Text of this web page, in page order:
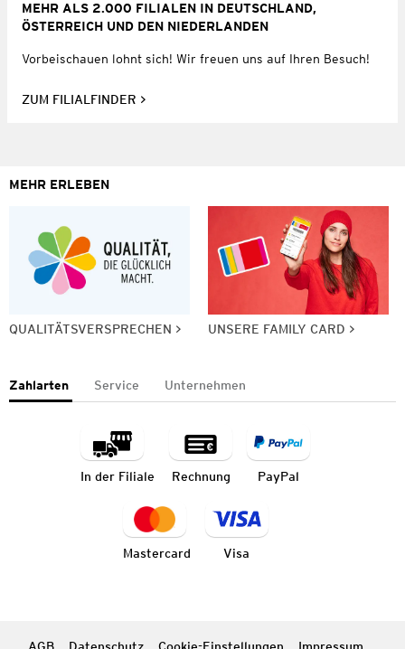
MEHR ALS 2.000 FILIALEN IN DEUTSCHLAND,
ÖSTERREICH UND DEN NIEDERLANDEN
Vorbeischauen lohnt sich! Wir freuen uns auf Ihren Besuch!
ZUM FILIALFINDER
MEHR ERLEBEN
QUALITÄTSVERSPRECHEN UNSERE FAMILY CARD
Zahlarten Service Unternehmen
In der Filiale Rechnung PayPal
Mastercard Visa
AGB Datenschutz Cookie-Einstellungen Impressum